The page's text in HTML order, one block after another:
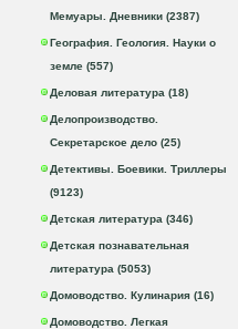
Мемуары. Дневники (2387)
География. Геология. Науки о
земле (557)
Деловая литература (18)
Делопроизводство.
Секретарское дело (25)
Детективы. Боевики. Триллеры
(9123)
Детская литература (346)
Детская познавательная
литература (5053)
Домоводство. Кулинария (16)
Домоводство. Легкая